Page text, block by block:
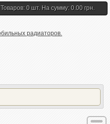
Товаров: 0 шт. На сумму: 0.00 грн.